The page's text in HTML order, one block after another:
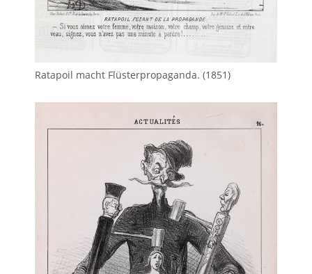
Ratapoil macht Flüsterpropaganda. (1851)